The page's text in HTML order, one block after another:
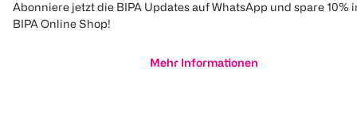
Abonniere jetzt die BIPA Updates auf WhatsApp und spare 10%
BIPA Online Shop!
Mehr Informationen